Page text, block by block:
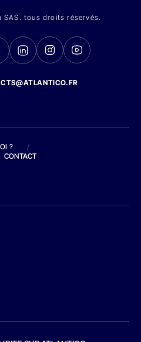
tous droits réservés.
?
/
CONTACT